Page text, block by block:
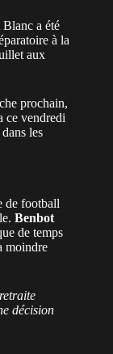
a été
à la
aux
prochain,
ce vendredi
les
de football
Benbot
de temps
moindre
décision